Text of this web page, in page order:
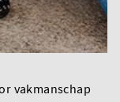
vakmanschap